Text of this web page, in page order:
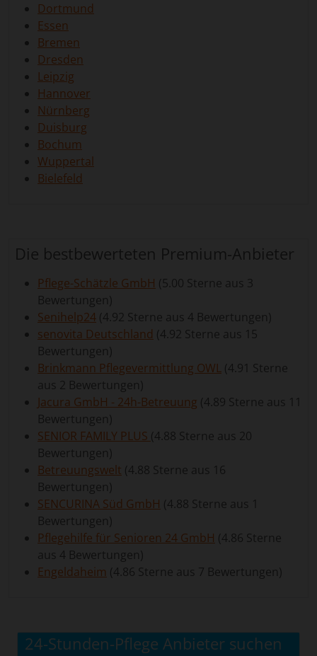
Dortmund
Essen
Bremen
Dresden
Leipzig
Hannover
Nürnberg
Duisburg
Bochum
Wuppertal
Bielefeld
Die bestbewerteten Premium-Anbieter
Pflege-Schätzle GmbH (5.00 Sterne aus 3
Bewertungen)
Senihelp24 (4.92 Sterne aus 4 Bewertungen)
senovita Deutschland (4.92 Sterne aus 15
Bewertungen)
Brinkmann Pflegevermittlung OWL (4.91 Sterne
aus 2 Bewertungen)
Jacura GmbH - 24h-Betreuung (4.89 Sterne aus 11
Bewertungen)
SENIOR FAMILY PLUS (4.88 Sterne aus 20
Bewertungen)
Betreuungswelt (4.88 Sterne aus 16
Bewertungen)
SENCURINA Süd GmbH (4.88 Sterne aus 1
Bewertungen)
Pflegehilfe für Senioren 24 GmbH (4.86 Sterne
aus 4 Bewertungen)
Engeldaheim (4.86 Sterne aus 7 Bewertungen)
24-Stunden-Pflege Anbieter suchen